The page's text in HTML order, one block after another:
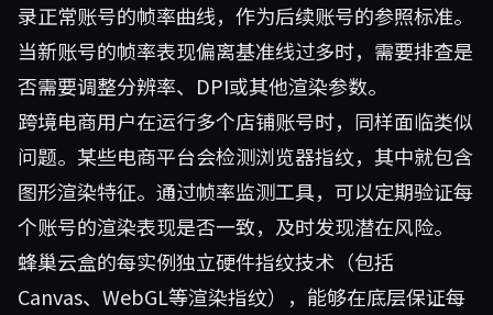
录正常账号的帧率曲线，作为后续账号的参照标准。
当新账号的帧率表现偏离基准线过多时，需要排查是
否需要调整分辨率、DPI或其他渲染参数。
跨境电商用户在运行多个店铺账号时，同样面临类似
问题。某些电商平台会检测浏览器指纹，其中就包含
图形渲染特征。通过帧率监测工具，可以定期验证每
个账号的渲染表现是否一致，及时发现潜在风险。
蜂巢云盒的每实例独立硬件指纹技术（包括
Canvas、WebGL等渲染指纹），能够在底层保证每